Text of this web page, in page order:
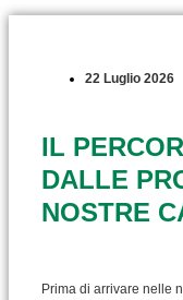
22 Luglio 2026
IL
DALLE
NOSTRE
Prima di arrivare nelle